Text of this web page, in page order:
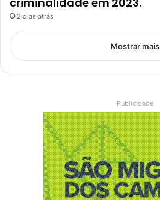
2 dias atrás
Mostrar mais
Publicidade